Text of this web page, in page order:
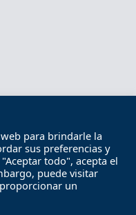
Accesibilidad
de privacidad
uso
Mapa web
para brindarle la
sus preferencias y
todo", acepta el
puede visitar
un